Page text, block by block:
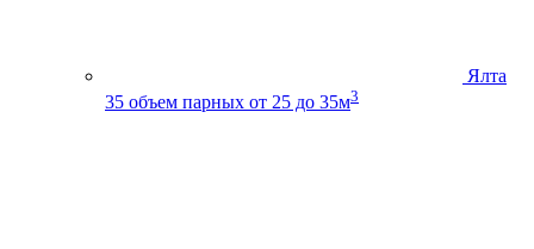
Ялта
35 объем парных от 25 до 35м3